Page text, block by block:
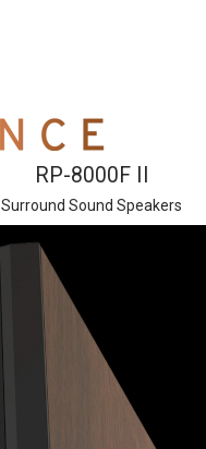
RP-8000F II
Surround Sound Speakers